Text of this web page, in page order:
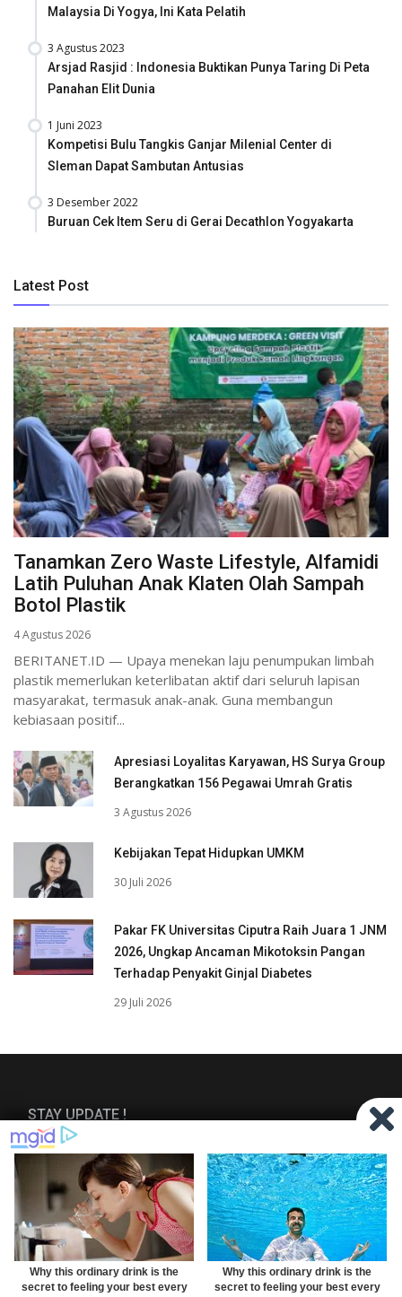
Malaysia Di Yogya, Ini Kata Pelatih
3 Agustus 2023
Arsjad Rasjid : Indonesia Buktikan Punya Taring Di Peta
Panahan Elit Dunia
1 Juni 2023
Kompetisi Bulu Tangkis Ganjar Milenial Center di
Sleman Dapat Sambutan Antusias
3 Desember 2022
Buruan Cek Item Seru di Gerai Decathlon Yogyakarta
Latest Post
Tanamkan Zero Waste Lifestyle, Alfamidi
Latih Puluhan Anak Klaten Olah Sampah
Botol Plastik
4 Agustus 2026
BERITANET.ID — Upaya menekan laju penumpukan limbah
plastik memerlukan keterlibatan aktif dari seluruh lapisan
masyarakat, termasuk anak-anak. Guna membangun
kebiasaan positif...
Apresiasi Loyalitas Karyawan, HS Surya Group
Berangkatkan 156 Pegawai Umrah Gratis
3 Agustus 2026
Kebijakan Tepat Hidupkan UMKM
30 Juli 2026
Pakar FK Universitas Ciputra Raih Juara 1 JNM
2026, Ungkap Ancaman Mikotoksin Pangan
Terhadap Penyakit Ginjal Diabetes
29 Juli 2026
STAY UPDATE !